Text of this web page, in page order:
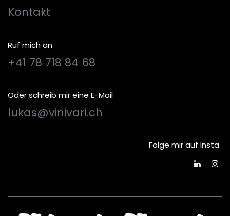
Kontakt
Ruf mich an
+41 78 718 84 68
Oder schreib mir eine E-Mail
lukas@vinivari.ch
Folge mir auf Insta